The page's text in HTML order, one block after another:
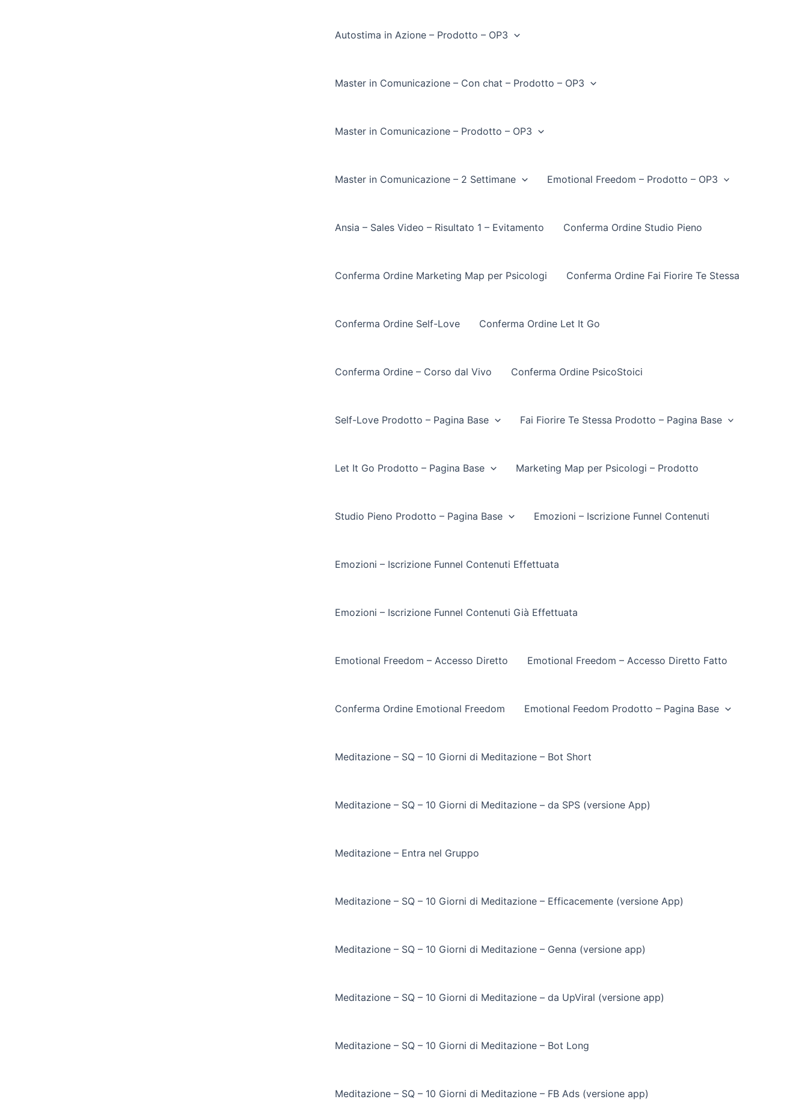
Autostima in Azione – Prodotto – OP3
Master in Comunicazione – Con chat – Prodotto – OP3
Master in Comunicazione – Prodotto – OP3
Master in Comunicazione – 2 Settimane Emotional Freedom – Prodotto – OP3
Ansia – Sales Video – Risultato 1 – Evitamento Conferma Ordine Studio Pieno
Conferma Ordine Marketing Map per Psicologi Conferma Ordine Fai Fiorire Te Stessa
Conferma Ordine Self-Love Conferma Ordine Let It Go
Conferma Ordine – Corso dal Vivo Conferma Ordine PsicoStoici
Self-Love Prodotto – Pagina Base Fai Fiorire Te Stessa Prodotto – Pagina Base
Let It Go Prodotto – Pagina Base Marketing Map per Psicologi – Prodotto
Studio Pieno Prodotto – Pagina Base Emozioni – Iscrizione Funnel Contenuti
Emozioni – Iscrizione Funnel Contenuti Effettuata
Emozioni – Iscrizione Funnel Contenuti Già Effettuata
Emotional Freedom – Accesso Diretto Emotional Freedom – Accesso Diretto Fatto
Conferma Ordine Emotional Freedom Emotional Feedom Prodotto – Pagina Base
Meditazione – SQ – 10 Giorni di Meditazione – Bot Short
Meditazione – SQ – 10 Giorni di Meditazione – da SPS (versione App)
Meditazione – Entra nel Gruppo
Meditazione – SQ – 10 Giorni di Meditazione – Efficacemente (versione App)
Meditazione – SQ – 10 Giorni di Meditazione – Genna (versione app)
Meditazione – SQ – 10 Giorni di Meditazione – da UpViral (versione app)
Meditazione – SQ – 10 Giorni di Meditazione – Bot Long
Meditazione – SQ – 10 Giorni di Meditazione – FB Ads (versione app)